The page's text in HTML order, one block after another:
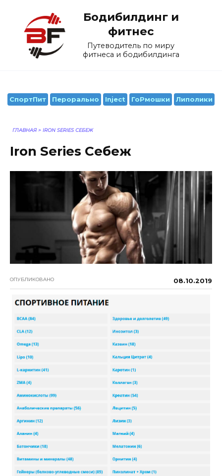
содержанию
Бодибилдинг и
фитнес
Путеводитель по миру
фитнеса и бодибилдинга
СпортПит Перорально Inject ГоРмошки Липолики
ГЛАВНАЯ > IRON SERIES СЕБЕЖ
Iron Series Себеж
ОПУБЛИКОВАНО 08.10.2019